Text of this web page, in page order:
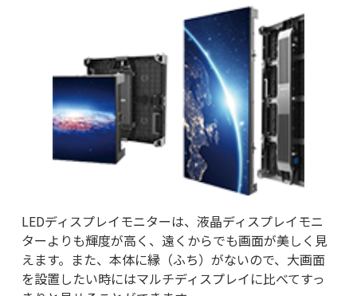
LEDディスプレイモニターは、液晶ディスプレイモニ
ターよりも輝度が高く、遠くからでも画面が美しく見
えます。また、本体に縁（ふち）がないので、大画面
を設置したい時にはマルチディスプレイに比べてすっ